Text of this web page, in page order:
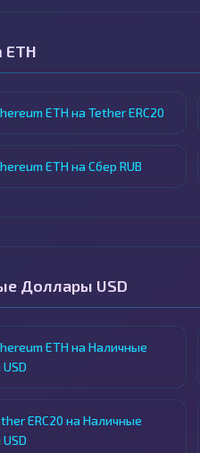
ETH на Tether ERC20
ETH на Сбер RUB
Доллары USD
ETH на Наличные
ERC20 на Наличные